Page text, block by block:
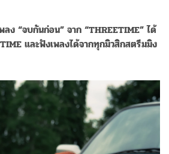
ง “จบกันก่อน” จาก “THREETIME” ได้
และฟังเพลงได้จากทุกมิวสิกสตรีมมิง